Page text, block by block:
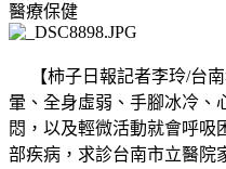
醫療保健
【柿子日報記者李玲/台南
暈、全身虛弱 、 手腳冰冷、
悶，以及輕微活動就會呼吸
部疾病，求診台南市立醫院